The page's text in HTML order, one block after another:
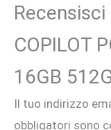
COPILOT
16GB
Il tuo indirizzo
obbligatori sono